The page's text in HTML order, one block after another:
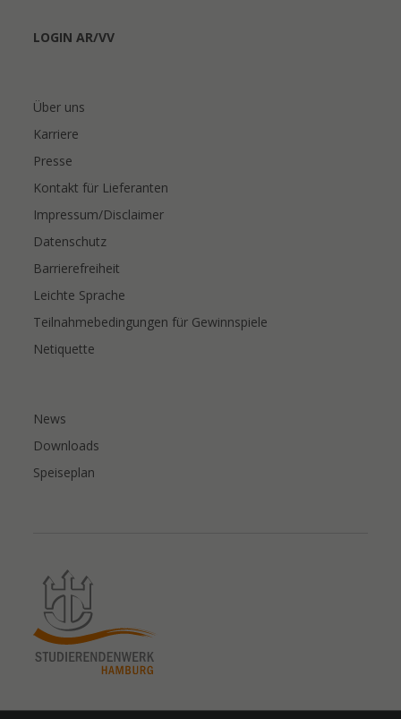
LOGIN AR/VV
Über uns
Karriere
Presse
Kontakt für Lieferanten
Impressum/Disclaimer
Datenschutz
Barrierefreiheit
Leichte Sprache
Teilnahmebedingungen für Gewinnspiele
Netiquette
News
Downloads
Speiseplan